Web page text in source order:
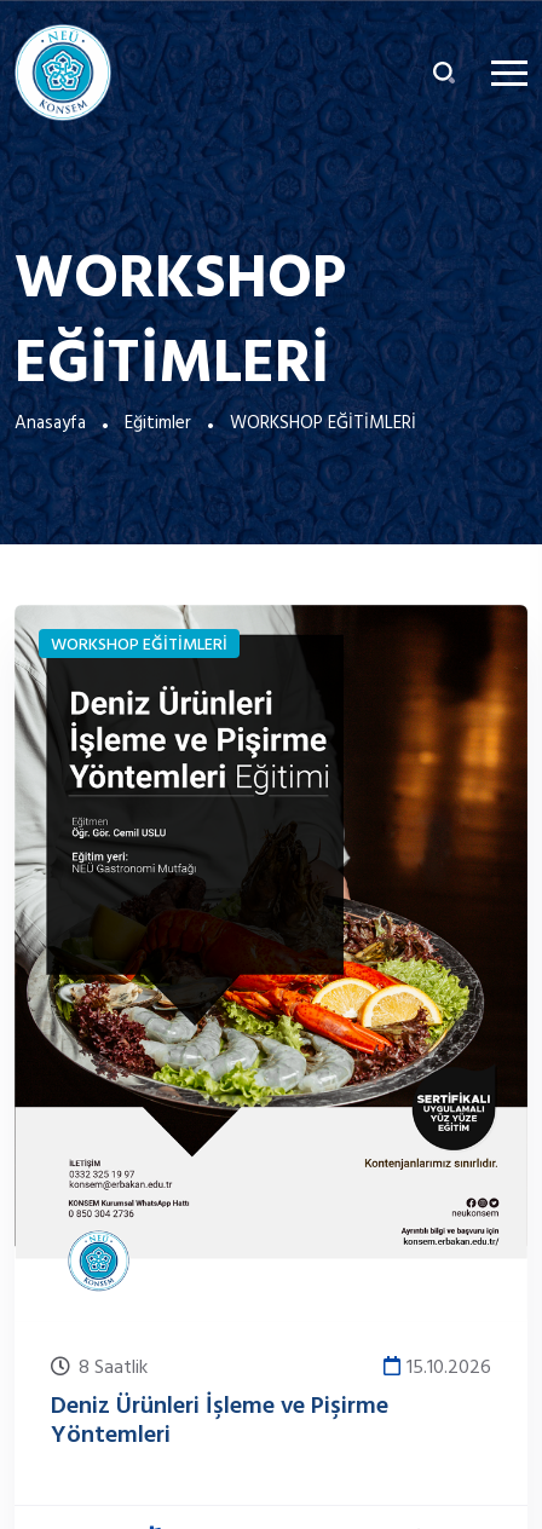
WORKSHOP
EĞİTİMLERİ
Anasayfa Eğitimler WORKSHOP EĞİTİMLERİ
WORKSHOP EĞİTİMLERİ
8 Saatlik 15.10.2026
Deniz Ürünleri İşleme ve Pişirme
Yöntemleri